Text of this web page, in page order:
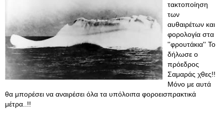
τακτοποίηση
των
αυθαιρέτων και
φορολογία στα
''φρουτάκια'' Το
δήλωσε ο
πρόεδρος
Σαμαράς χθες!!
Μόνο με αυτά
θα μπορέσει να αναιρέσει όλα τα υπόλοιπα φοροεισπρακτικά
μέτρα..!!